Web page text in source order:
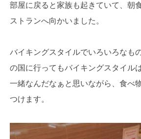
部屋に戻ると家族も起きていて、朝
ストランへ向かいました。
バイキングスタイルでいろいろなも
の国に行ってもバイキングスタイル
一緒なんだなぁと思いながら、食べ
つけます。